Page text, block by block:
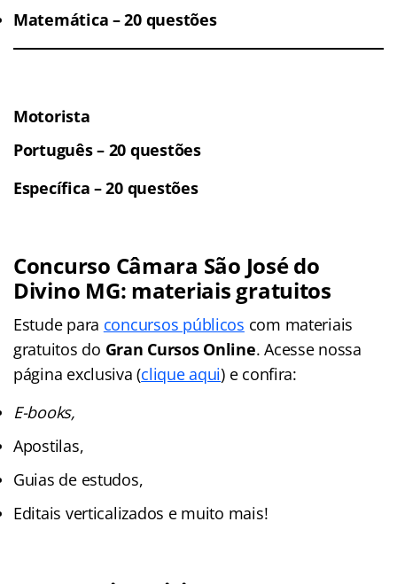
Matemática – 20 questões
Motorista
Português – 20 questões
Específica – 20 questões
Concurso Câmara São José do
Divino MG: materiais gratuitos
Estude para concursos públicos com materiais
gratuitos do Gran Cursos Online. Acesse nossa
página exclusiva (clique aqui) e confira:
E-books,
Apostilas,
Guias de estudos,
Editais verticalizados e muito mais!